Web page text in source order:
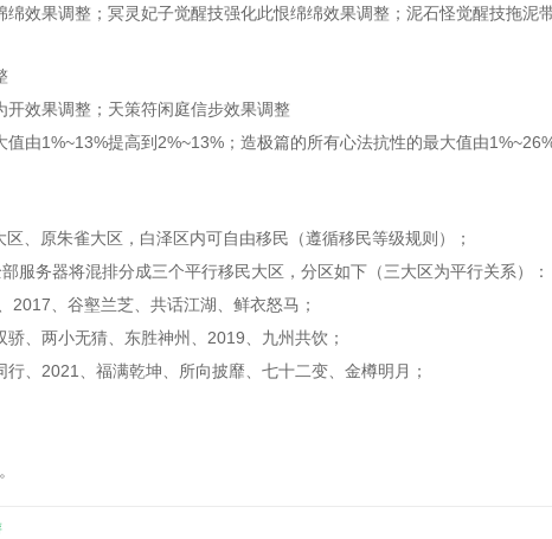
效果调整；冥灵妃子觉醒技强化此恨绵绵效果调整；泥石怪觉醒技拖泥
效果调整；天策符闲庭信步效果调整
1%~13%提高到2%~13%；造极篇的所有心法抗性的最大值由
原朱雀大区，白泽区内可自由移民（遵循移民等级规则）；
务器将混排分成三个平行移民大区，分区如下（三大区为平行关系）：
、谷壑兰芝、共话江湖、鲜衣怒马；
、两小无猜、东胜神州、2019、九州共饮；
2021、福满乾坤、所向披靡、七十二变、金樽明月；